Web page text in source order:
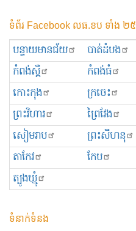
ទំព័រ Facebook លធ.ខប ទាំង ២៥
បន្ទាយមានជ័យ បាត់ដំបង
កំពង់ស្ពឺ
កំពង់ធំ
កោះកុង
ក្រចេះ
ព្រះ​វិហារ
ព្រៃវែង
សៀមរាប
ព្រះសីហនុ
តាកែវ
កែប
ត្បូងឃ្មុំ
ទំនាក់ទំនង